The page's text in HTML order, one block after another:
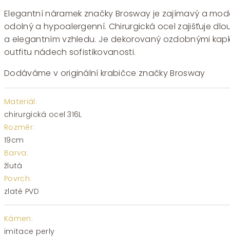
Elegantní náramek značky Brosway je zajímavý a
odolný a hypoalergenní. Chirurgická ocel zajišťuje
a elegantním vzhledu. Je dekorovaný ozdobnými
outfitu nádech sofistikovanosti.
Dodáváme v originální krabičce značky Brosway
Materiál:
chirurgická ocel 316L
Rozměr:
19cm
Barva:
žlutá
Povrch:
zlaté PVD
Kámen:
imitace perly